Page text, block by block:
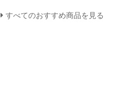
すべてのおすすめ商品を見る